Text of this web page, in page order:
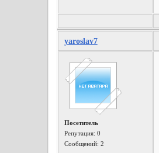
yaroslav7
Посетитель
Репутация: 0
Сообщений: 2